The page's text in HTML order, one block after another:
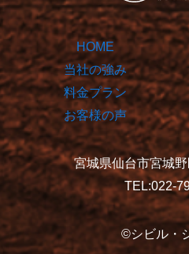
HOME
当社の強み
料金プラン
お客様の声
宮城県仙台市宮城
TEL:022-
©シビル・